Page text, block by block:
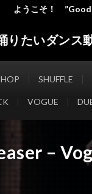
ようこそ！ ”Good
りたいダンス
SHUFFLE
VOGUE
–